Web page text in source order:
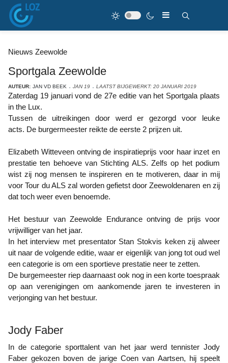
Nieuws Zeewolde
Sportgala Zeewolde
AUTEUR: JAN VD BEEK JAN 19 LAATST BIJGEWERKT: 20 JANUARI 2019
Zaterdag 19 januari vond de 27e editie van het Sportgala plaats
in the Lux.
Tussen de uitreikingen door werd er gezorgd voor leuke
acts. De burgermeester reikte de eerste 2 prijzen uit.
Elizabeth Witteveen ontving de inspiratieprijs voor haar inzet en
prestatie ten behoeve van Stichting ALS. Zelfs op het podium
wist zij nog mensen te inspireren en te motiveren, daar in mij
voor Tour du ALS zal worden gefietst door Zeewoldenaren en zij
dat toch weer even benoemde.
Het bestuur van Zeewolde Endurance ontving de prijs voor
vrijwilliger van het jaar.
In het interview met presentator Stan Stokvis keken zij alweer
uit naar de volgende editie, waar er eigenlijk van jong tot oud wel
een categorie is om een sportieve prestatie neer te zetten.
De burgemeester riep daarnaast ook nog in een korte toespraak
op aan verenigingen om aankomende jaren te investeren in
verjonging van het bestuur.
Jody Faber
In de categorie sporttalent van het jaar werd tennister Jody
Faber gekozen boven de jarige Coen van Aartsen, hij speelt